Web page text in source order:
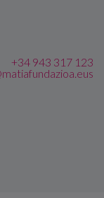
+34 943 317 123